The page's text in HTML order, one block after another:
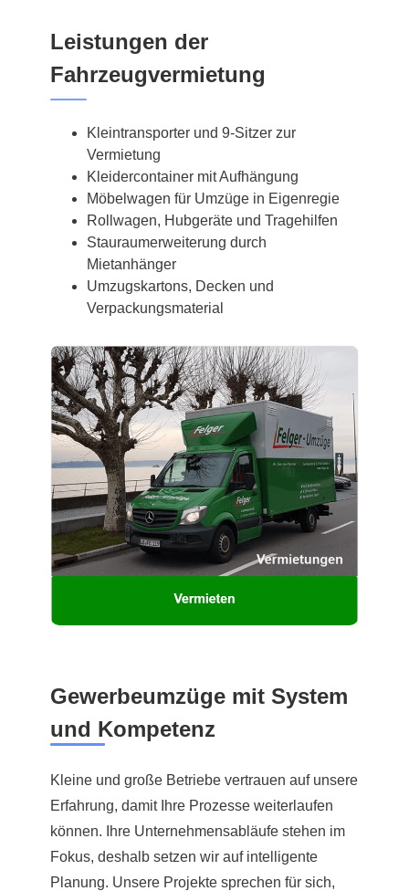
Leistungen der
Fahrzeugvermietung
Kleintransporter und 9-Sitzer zur
Vermietung
Kleidercontainer mit Aufhängung
Möbelwagen für Umzüge in Eigenregie
Rollwagen, Hubgeräte und Tragehilfen
Stauraumerweiterung durch
Mietanhänger
Umzugskartons, Decken und
Verpackungsmaterial
Gewerbeumzüge mit System
und Kompetenz
Kleine und große Betriebe vertrauen auf unsere
Erfahrung, damit Ihre Prozesse weiterlaufen
können. Ihre Unternehmensabläufe stehen im
Fokus, deshalb setzen wir auf intelligente
Planung. Unsere Projekte sprechen für sich,